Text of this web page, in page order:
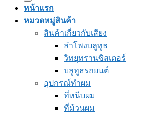
หน้าแรก
หมวดหมู่สินค้า
สินค้าเกี่ยวกับเสียง
ลำโพงบลูทูธ
วิทยุทรานซิสเตอร์
บลูทูธรถยนต์
อุปกรณ์ทำผม
ที่หนีบผม
ที่ม้วนผม